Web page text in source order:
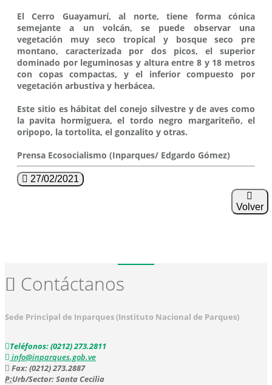
El Cerro Guayamurí, al norte, tiene forma cónica
semejante a un volcán, se puede observar una
vegetación muy seco tropical y bosque seco pre
montano, caracterizada por dos picos, el superior
dominado por leguminosas y altura entre 8 y 18 metros
con copas compactas, y el inferior compuesto por
vegetación arbustiva y herbácea.
Este sitio es hábitat del conejo silvestre y de aves como
la pavita hormiguera, el tordo negro margariteño, el
oripopo, la tortolita, el gonzalito y otras.
Prensa Ecosocialismo (Inparques/ Edgardo Gómez)
27/02/2021
Volver
Contáctanos
Sede Principal de Inparques (Instituto Nacional de Parques)
Teléfonos: (0212) 273.2811
info@inparques.gob.ve
Fax: (0212) 273.2887
P:Urb/Sector: Santa Cecilia